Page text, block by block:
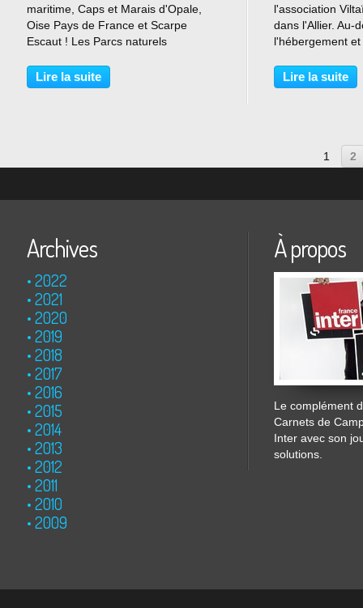
maritime, Caps et Marais d'Opale,
Oise Pays de France et Scarpe
Escaut ! Les Parcs naturels
Lire la suite
l'association
dans l'Allier. Au-
l'hébergement
Lire la suite
1 2
Archives
2022
2021
2020
2019
2018
2017
2016
2015
2014
2013
2012
2011
2010
2009
À propos
Le complément
Carnets de
Inter avec son
solutions.